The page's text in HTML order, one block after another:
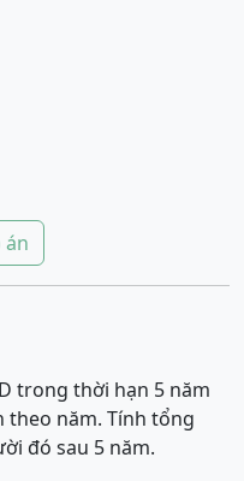
án
trong thời hạn 5 năm
theo năm. Tính tổng
đó sau 5 năm.